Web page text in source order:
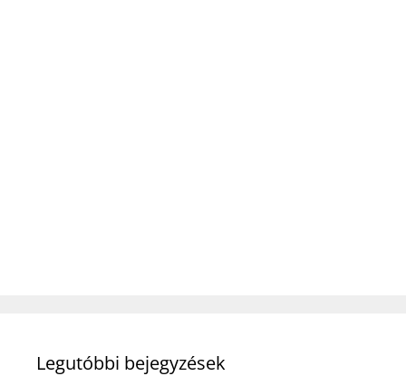
Legutóbbi bejegyzések